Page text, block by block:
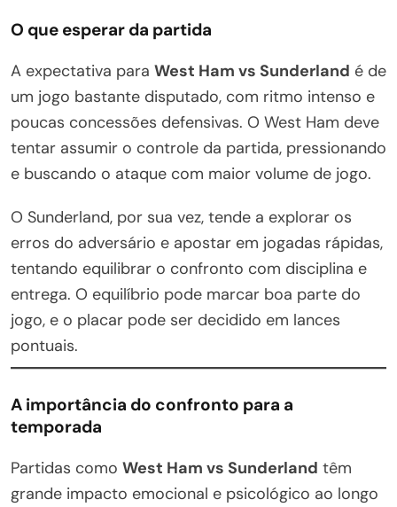
O que esperar da partida
A expectativa para West Ham vs Sunderland é de
um jogo bastante disputado, com ritmo intenso e
poucas concessões defensivas. O West Ham deve
tentar assumir o controle da partida, pressionando
e buscando o ataque com maior volume de jogo.
O Sunderland, por sua vez, tende a explorar os
erros do adversário e apostar em jogadas rápidas,
tentando equilibrar o confronto com disciplina e
entrega. O equilíbrio pode marcar boa parte do
jogo, e o placar pode ser decidido em lances
pontuais.
A importância do confronto para a
temporada
Partidas como West Ham vs Sunderland têm
grande impacto emocional e psicológico ao longo